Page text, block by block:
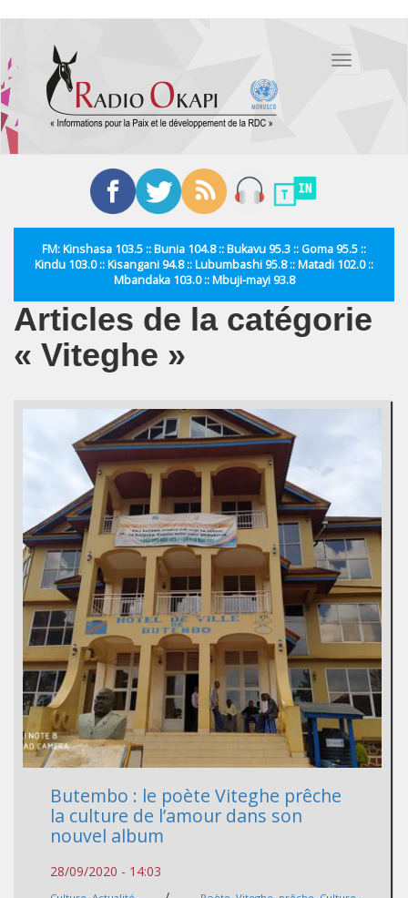
contenu
principal
Toggle
FM: Kinshasa 103.5 :: Bunia 104.8 :: Bukavu 95.3 :: Goma 95.5 ::
Kindu 103.0 :: Kisangani 94.8 :: Lubumbashi 95.8 :: Matadi 102.0 ::
Mbandaka 103.0 :: Mbuji-mayi 93.8
Articles de la catégorie
« Viteghe »
Butembo : le poète Viteghe prêche
la culture de l’amour dans son
nouvel album
28/09/2020 - 14:03